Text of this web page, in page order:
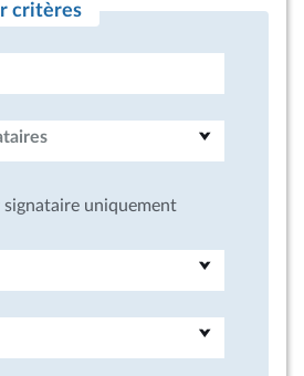
critères
signataire uniquement